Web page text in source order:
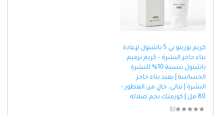
كريم بوريتو بي 5 بانثينول لإعادة
بناء حاجز البشرة – كريم ترميم
بانثينول بنسبة 10% للبشرة
الحساسة | يعيد بناء حاجز
البشرة | نباتي، خالٍ من العطور –
80 مل | كوزمتك نجم صلاله
(0)